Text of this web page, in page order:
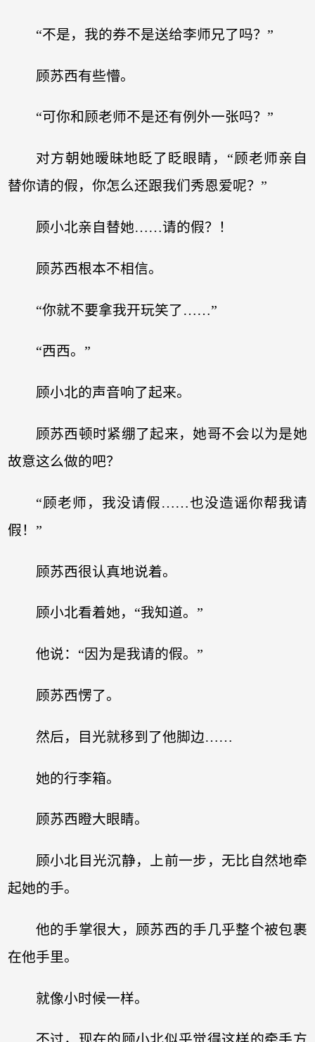
“不是，我的券不是送给李师兄了吗？”
顾苏西有些懵。
“可你和顾老师不是还有例外一张吗？”
对方朝她暧昧地眨了眨眼睛，“顾老师亲自
替你请的假，你怎么还跟我们秀恩爱呢？”
顾小北亲自替她……请的假？！
顾苏西根本不相信。
“你就不要拿我开玩笑了……”
“西西。”
顾小北的声音响了起来。
顾苏西顿时紧绷了起来，她哥不会以为是她
故意这么做的吧？
“顾老师，我没请假……也没造谣你帮我请
假！”
顾苏西很认真地说着。
顾小北看着她，“我知道。”
他说：“因为是我请的假。”
顾苏西愣了。
然后，目光就移到了他脚边……
她的行李箱。
顾苏西瞪大眼睛。
顾小北目光沉静，上前一步，无比自然地牵
起她的手。
他的手掌很大，顾苏西的手几乎整个被包裹
在他手里。
就像小时候一样。